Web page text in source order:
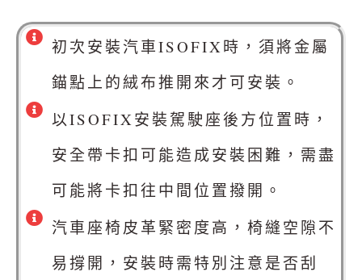
初次安裝汽車ISOFIX時，須將金屬
錨點上的絨布推開來才可安裝。
以ISOFIX安裝駕駛座後方位置時，
安全帶卡扣可能造成安裝困難，需盡
可能將卡扣往中間位置撥開。
汽車座椅皮革緊密度高，椅縫空隙不
易撐開，安裝時需特別注意是否刮